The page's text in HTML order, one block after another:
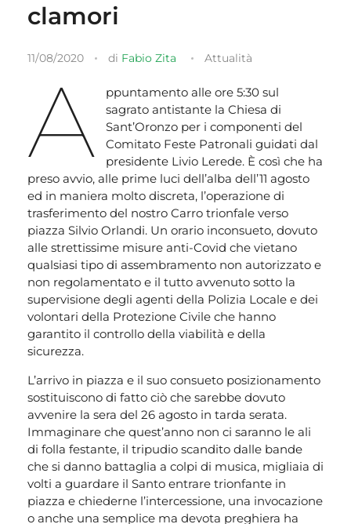
clamori
11/08/2020 di Fabio Zita Attualità
A
ppuntamento alle ore 5:30 sul
sagrato antistante la Chiesa di
Sant’Oronzo per i componenti del
Comitato Feste Patronali guidati dal
presidente Livio Lerede. È così che ha
preso avvio, alle prime luci dell’alba dell’11 agosto
ed in maniera molto discreta, l’operazione di
trasferimento del nostro Carro trionfale verso
piazza Silvio Orlandi. Un orario inconsueto, dovuto
alle strettissime misure anti-Covid che vietano
qualsiasi tipo di assembramento non autorizzato e
non regolamentato e il tutto avvenuto sotto la
supervisione degli agenti della Polizia Locale e dei
volontari della Protezione Civile che hanno
garantito il controllo della viabilità e della
sicurezza.
L’arrivo in piazza e il suo consueto posizionamento
sostituiscono di fatto ciò che sarebbe dovuto
avvenire la sera del 26 agosto in tarda serata.
Immaginare che quest’anno non ci saranno le ali
di folla festante, il tripudio scandito dalle bande
che si danno battaglia a colpi di musica, migliaia di
volti a guardare il Santo entrare trionfante in
piazza e chiederne l’intercessione, una invocazione
o anche una semplice ma devota preghiera ha